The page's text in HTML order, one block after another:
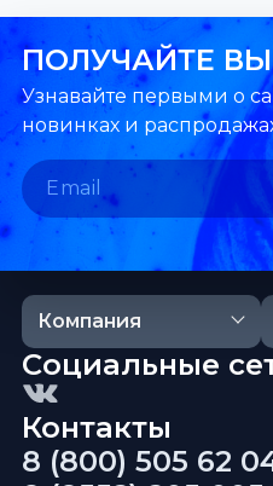
ПОЛУЧАЙТЕ
Узнавайте первыми о
новинках и
Компания
Контакты
8 (800) 505 62
Социальные